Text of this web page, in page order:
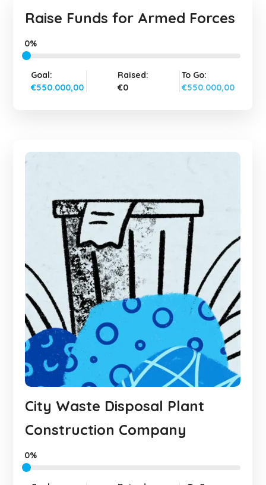
Raise Funds for Armed Forces
0%
Goal:
€550.000,00
Raised:
€0
To Go:
€550.000,00
City Waste Disposal Plant
Construction Company
0%